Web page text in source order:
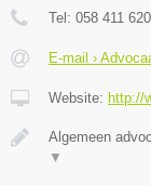
Tel: 058 411 620
E-mail ›
Website: http://
Algemeen
▼